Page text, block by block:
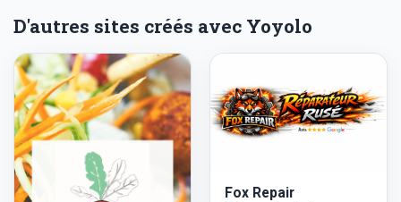
D'autres sites créés avec Yoyolo
Fox Repair